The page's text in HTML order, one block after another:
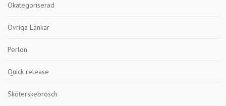
Okategoriserad
Övriga Länkar
Perlon
Quick release
Sköterskebrosch